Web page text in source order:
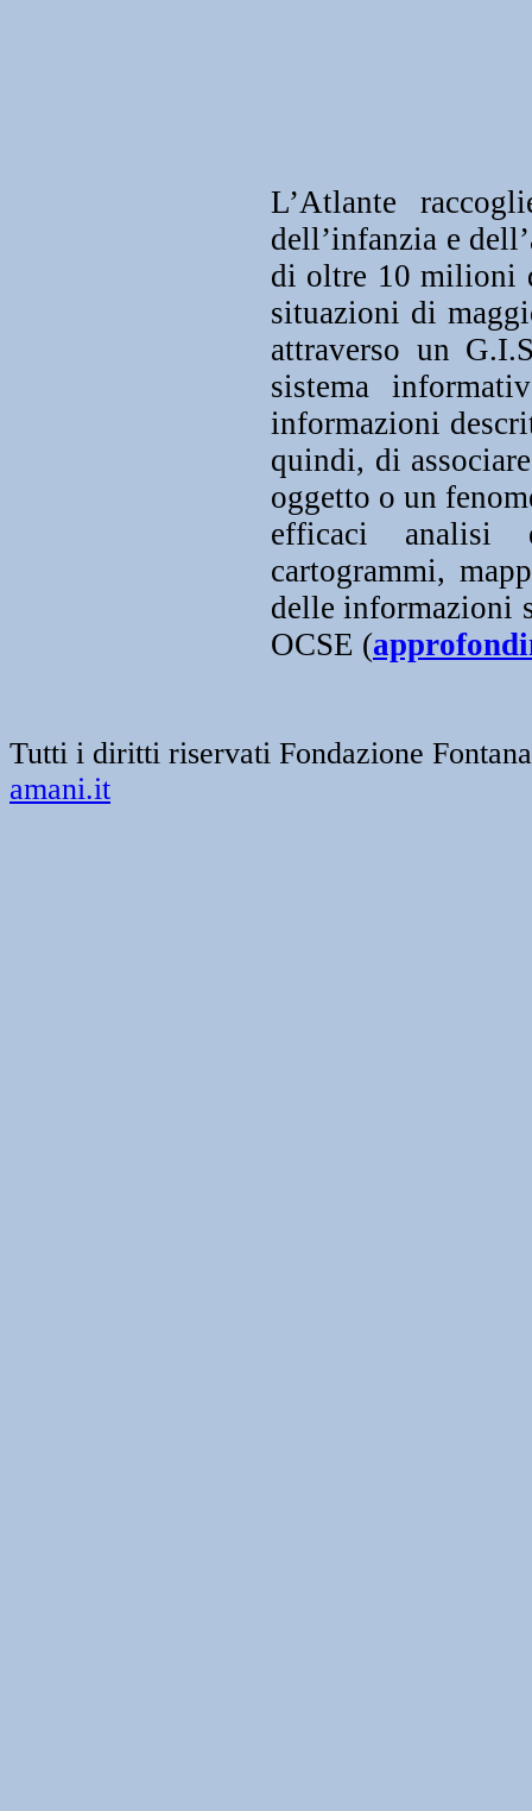
L’Atlante
dell’infanzia e
di oltre 10 milioni
situazioni di
attraverso un
sistema
informazioni
quindi, di
oggetto o un
efficaci analisi
cartogrammi,
delle informazioni
OCSE (
Tutti i diritti riservati Fondazione
amani.it